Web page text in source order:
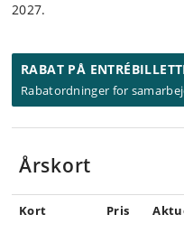
2027.
RABAT PÅ
Rabatordninger for
Årskort
Kort Pris